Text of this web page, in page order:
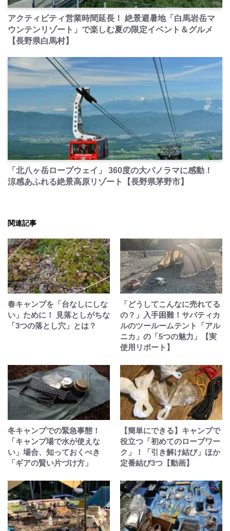
PR
アクティビティ営業時間延長！ 絶景避暑地「白馬岩岳マ
ウンテンリゾート」で楽しむ夏の限定イベント＆グルメ
【長野県白馬村】
PR
「北八ヶ岳ロープウェイ」 360度の大パノラマに感動！
涼感あふれる絶景高原リゾート【長野県茅野市】
関連記事
春キャンプを「台なしにしな
い」ために！ 見落としがちな
「3つの落とし穴」とは？
「どうしてこんなに売れてる
の？」入手困難！サバティカ
ルのツールームテント「アル
ニカ」の「5つの魅力」【実
使用リポート】
冬キャンプでの緊急事態！
「キャンプ場で水が使えな
い」場合、知っておくべき
「ギアの賢い片づけ方」
【簡単にできる】キャンプで
役立つ「初めてのロープワー
ク」！「引き解け結び」ほか
定番結び3つ【動画】